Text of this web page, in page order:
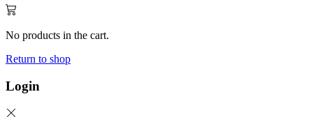
No products in the cart.
Return to shop
Login